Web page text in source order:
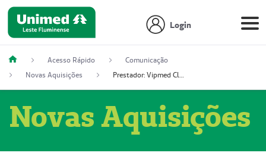
Login
Acesso Rápido
Comunicação
Novas Aquisições
Prestador: Vipmed Clínica Geral Ltda, 51004349-0 (Nome Fantasia: Policlínica Master)
Novas Aquisições